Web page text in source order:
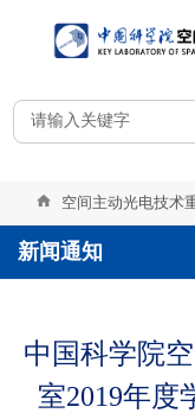
空间主动光电技术
新闻通知
中国科学院
室2019年度